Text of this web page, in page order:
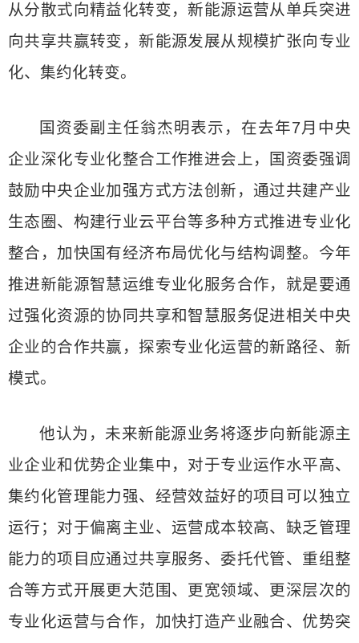
从分散式向精益化转变，新能源运营从单兵突进
向共享共赢转变，新能源发展从规模扩张向专业
化、集约化转变。
国资委副主任翁杰明表示，在去年7月中央
企业深化专业化整合工作推进会上，国资委强调
鼓励中央企业加强方式方法创新，通过共建产业
生态圈、构建行业云平台等多种方式推进专业化
整合，加快国有经济布局优化与结构调整。今年
推进新能源智慧运维专业化服务合作，就是要通
过强化资源的协同共享和智慧服务促进相关中央
企业的合作共赢，探索专业化运营的新路径、新
模式。
他认为，未来新能源业务将逐步向新能源主
业企业和优势企业集中，对于专业运作水平高、
集约化管理能力强、经营效益好的项目可以独立
运行；对于偏离主业、运营成本较高、缺乏管理
能力的项目应通过共享服务、委托代管、重组整
合等方式开展更大范围、更宽领域、更深层次的
专业化运营与合作，加快打造产业融合、优势突